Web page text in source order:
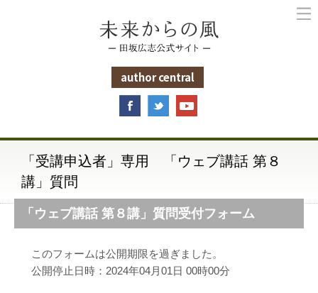
author central
「受講申込者」専用 「ウェブ講話 第８
講」質問